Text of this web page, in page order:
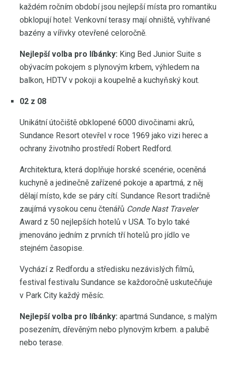
každém ročním období jsou nejlepší místa pro romantiku
obklopují hotel: Venkovní terasy mají ohniště, vyhřívané
bazény a vířivky otevřené celoročně.
Nejlepší volba pro líbánky: King Bed Junior Suite s
obývacím pokojem s plynovým krbem, výhledem na
balkon, HDTV v pokoji a koupelně a kuchyňský kout.
02 z 08
Unikátní útočiště obklopené 6000 divočinami akrů,
Sundance Resort otevřel v roce 1969 jako vizi herec a
ochrany životního prostředí Robert Redford.
Architektura, která doplňuje horské scenérie, oceněná
kuchyně a jedinečně zařízené pokoje a apartmá, z něj
dělají místo, kde se páry cítí. Sundance Resort tradičně
zaujímá vysokou cenu čtenářů Conde Nast Traveler
Award z 50 nejlepších hotelů v USA. To bylo také
jmenováno jedním z prvních tří hotelů pro jídlo ve
stejném časopise.
Vychází z Redfordu a středisku nezávislých filmů,
festival festivalu Sundance se každoročně uskutečňuje
v Park City každý měsíc.
Nejlepší volba pro líbánky: apartmá Sundance, s malým
posezením, dřevěným nebo plynovým krbem. a palubě
nebo terase.